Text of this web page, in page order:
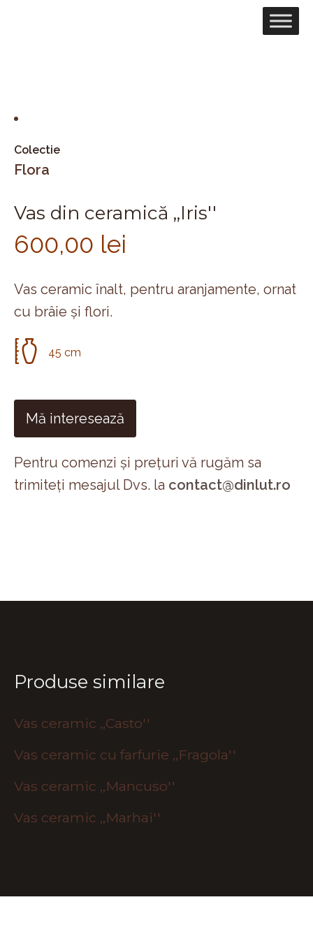
Colectie
Flora
Vas din ceramică ,,Iris''
600,00 lei
Vas ceramic înalt, pentru aranjamente, ornat
cu brâie și flori.
45 cm
Mă interesează
Pentru comenzi și prețuri vă rugăm sa
trimiteți mesajul Dvs. la contact@dinlut.ro
Produse similare
Vas ceramic ,,Casto''
Vas ceramic cu farfurie ,,Fragola''
Vas ceramic ,,Mancuso''
Vas ceramic ,,Marhai''